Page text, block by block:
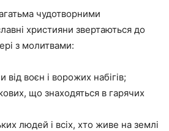
чудотворними
християни звертаються до
з молитвами:
від воєн і ворожих набігів;
що знаходяться в гарячих
людей і всіх, хто живе на землі